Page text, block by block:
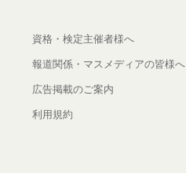
資格・検定主催者様へ
報道関係・マスメディアの皆様へ
広告掲載のご案内
利用規約